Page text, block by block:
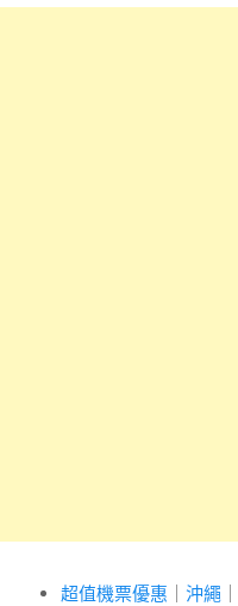
超值機票優惠 沖繩